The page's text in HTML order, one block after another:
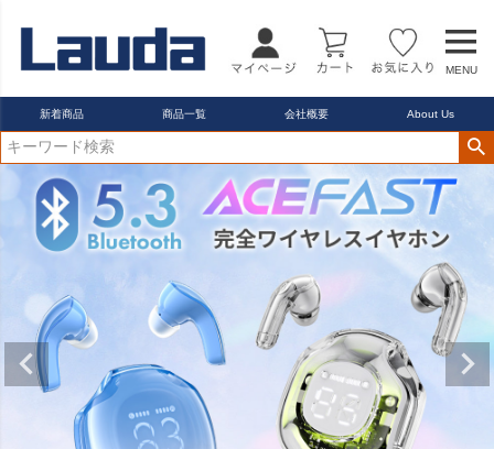
MENU
新着商品 商品一覧 会社概要 About Us